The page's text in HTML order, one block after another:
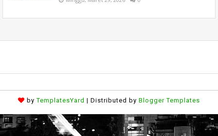
byTemplatesYard | Distributed by Blogger Templates